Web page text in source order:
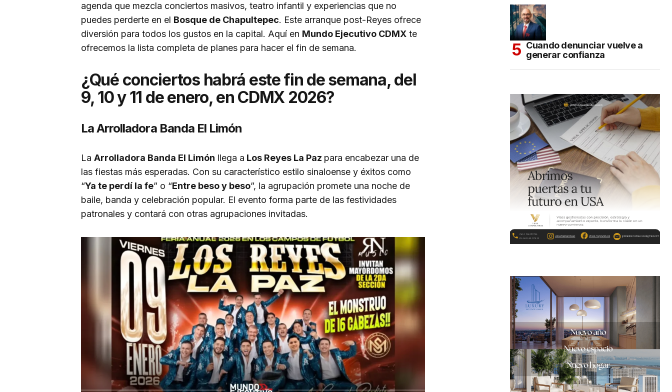
agenda que mezcla conciertos masivos, teatro infantil y experiencias que no
puedes perderte en el Bosque de Chapultepec. Este arranque post-Reyes ofrece
diversión para todos los gustos en la capital. Aquí en Mundo Ejecutivo CDMX te
ofrecemos la lista completa de planes para hacer el fin de semana.
¿Qué conciertos habrá este fin de semana, del
9, 10 y 11 de enero, en CDMX 2026?
La Arrolladora Banda El Limón
La Arrolladora Banda El Limón llega a Los Reyes La Paz para encabezar una de
las fiestas más esperadas. Con su característico estilo sinaloense y éxitos como
“Ya te perdí la fe” o “Entre beso y beso”, la agrupación promete una noche de
baile, banda y celebración popular. El evento forma parte de las festividades
patronales y contará con otras agrupaciones invitadas.
Cuando denunciar vuelve a
generar confianza